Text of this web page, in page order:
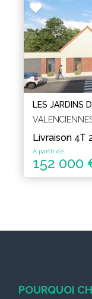
LES JARDINS
Livraison 4T
A partir de
152 000
POURQUOI